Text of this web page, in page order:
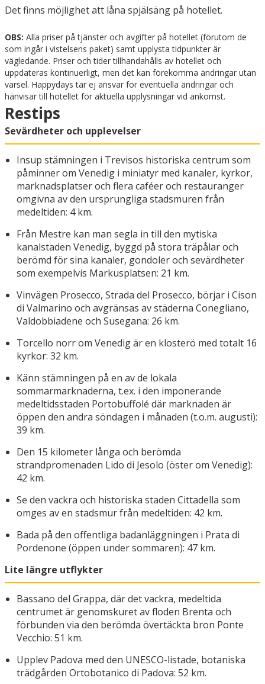
Det finns möjlighet att låna spjälsäng på hotellet.
OBS: Alla priser på tjänster och avgifter på hotellet (förutom de
som ingår i vistelsens paket) samt upplysta tidpunkter är
vägledande. Priser och tider tillhandahålls av hotellet och
uppdateras kontinuerligt, men det kan förekomma ändringar utan
varsel. Happydays tar ej ansvar för eventuella ändringar och
hänvisar till hotellet för aktuella upplysningar vid ankomst.
Restips
Sevärdheter och upplevelser
Insup stämningen i Trevisos historiska centrum som
påminner om Venedig i miniatyr med kanaler, kyrkor,
marknadsplatser och flera caféer och restauranger
omgivna av den ursprungliga stadsmuren från
medeltiden: 4 km.
Från Mestre kan man segla in till den mytiska
kanalstaden Venedig, byggd på stora träpålar och
berömd för sina kanaler, gondoler och sevärdheter
som exempelvis Markusplatsen: 21 km.
Vinvägen Prosecco, Strada del Prosecco, börjar i Cison
di Valmarino och avgränsas av städerna Conegliano,
Valdobbiadene och Susegana: 26 km.
Torcello norr om Venedig är en klosterö med totalt 16
kyrkor: 32 km.
Känn stämningen på en av de lokala
sommarmarknaderna, t.ex. i den imponerande
medeltidsstaden Portobuffolé där marknaden är
öppen den andra söndagen i månaden (t.o.m. augusti):
39 km.
Den 15 kilometer långa och berömda
strandpromenaden Lido di Jesolo (öster om Venedig):
42 km.
Se den vackra och historiska staden Cittadella som
omges av en stadsmur från medeltiden: 42 km.
Bada på den offentliga badanläggningen i Prata di
Pordenone (öppen under sommaren): 47 km.
Lite längre utflykter
Bassano del Grappa, där det vackra, medeltida
centrumet är genomskuret av floden Brenta och
förbunden via den berömda övertäckta bron Ponte
Vecchio: 51 km.
Upplev Padova med den UNESCO-listade, botaniska
trädgården Ortobotanico di Padova: 52 km.